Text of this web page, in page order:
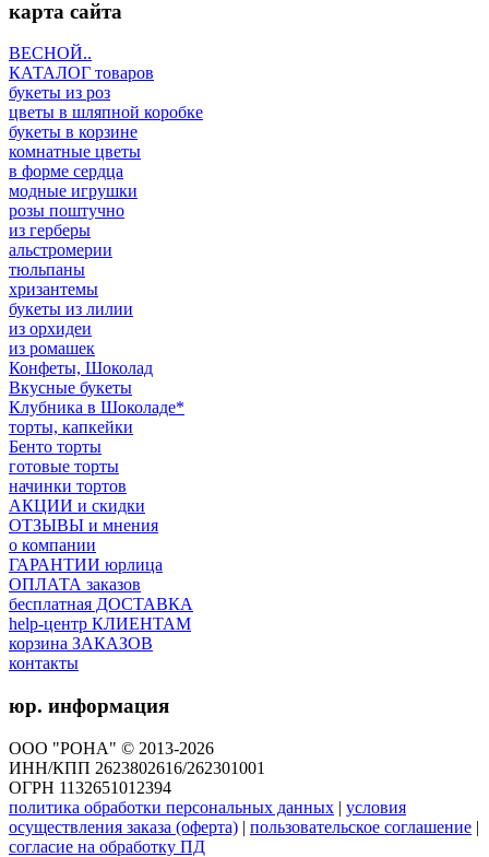
карта сайта
ВЕСНОЙ..
КАТАЛОГ товаров
букеты из роз
цветы в шляпной коробке
букеты в корзине
комнатные цветы
в форме сердца
модные игрушки
розы поштучно
из герберы
альстромерии
тюльпаны
хризантемы
букеты из лилии
из орхидеи
из ромашек
Конфеты, Шоколад
Вкусные букеты
Клубника в Шоколаде*
торты, капкейки
Бенто торты
готовые торты
начинки тортов
АКЦИИ и скидки
ОТЗЫВЫ и мнения
о компании
ГАРАНТИИ юрлица
ОПЛАТА заказов
бесплатная ДОСТАВКА
help-центр КЛИЕНТАМ
корзина ЗАКАЗОВ
контакты
юр. информация
ООО "РОНА" © 2013-2026
ИНН/КПП 2623802616/262301001
ОГРН 1132651012394
политика обработки персональных данных | условия
осуществления заказа (оферта) | пользовательское соглашение |
согласие на обработку ПД